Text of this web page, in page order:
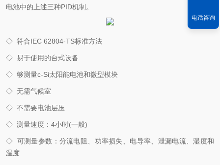
电池中的上述三种PID机制。
◇ 符合IEC 62804-TS标准方法
◇ 易于使用的台式设备
◇ 够测量c-Si太阳能电池和微型模块
◇ 无需气候室
◇ 不需要电池层压
◇ 测量速度：4小时(一般)
◇ 可测量参数：分流电阻、功率损失、电导率、泄漏电流、湿度和
温度
电话咨询